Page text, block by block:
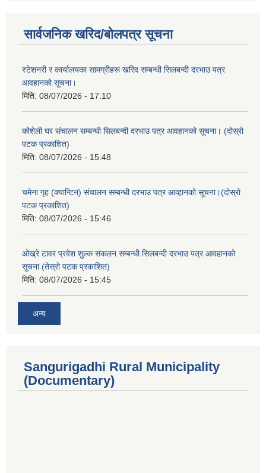
सार्वजनिक खरिद/बोलपत्र सूचना
स्टेशनरी र कार्यालयका सामग्रीहरू खरिद सम्बन्धी सिलबन्दी दरभाउ पत्र
आवहानको सूचना।
मिति: 08/07/2026 - 17:10
कोशेली घर संचालन सम्बन्धी सिलबन्दी दरभाउ पत्र आवहानको सूचना। (दोस्रो
पटक प्रकाशित)
मिति: 08/07/2026 - 15:48
चमेना गृह (क्यान्टिन) संचालन सम्बन्धी दरभाउ पत्र आव्हानको सूचना।(दोस्रो
पटक प्रकाशित)
मिति: 08/07/2026 - 15:46
ओख्रे टावर प्रवेश शुल्क संकलन सम्बन्धी सिलबन्दी दरभाउ पत्र आवहानको
सूचना (तेस्रो पटक प्रकाशित)
मिति: 08/07/2026 - 15:45
अन्य
Sangurigadhi Rural Municipality
(Documentary)